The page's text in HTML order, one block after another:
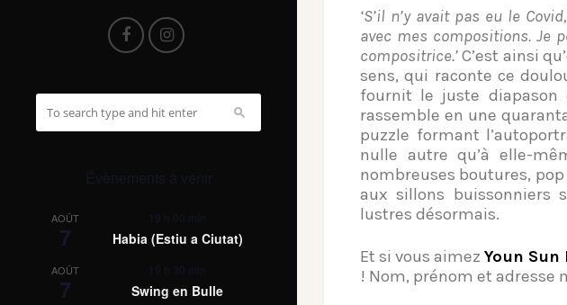
Évènements à venir
AOÛT
7
19 h 00 min
Habia (Estiu a Ciutat)
AOÛT
7
19 h 30 min
Swing en Bulle
‘S’il n’y avait pas eu le
avec mes compositions. Je
compositrice.’C’est ainsi
sens, qui raconte ce
fournit le juste diapason
rassemble en une
puzzle formant
nulle autre qu’à elle-
nombreuses boutures,
aux sillons buissonniers
lustres désormais.
Et si vous aimez Youn Sun
! Nom, prénom et adresse